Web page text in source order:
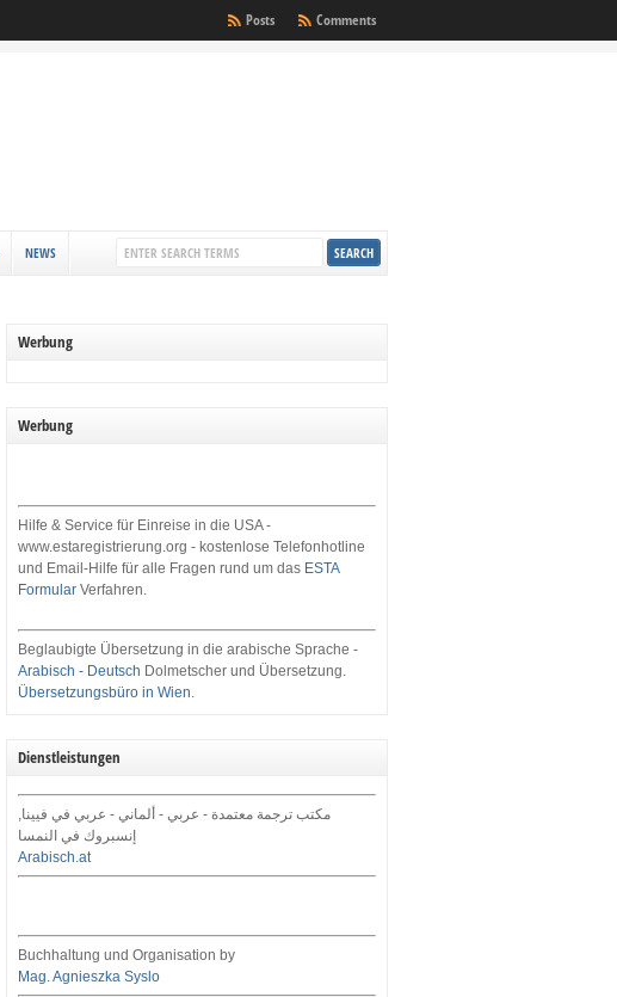
Comments
Posts
NEWS
Werbung
Werbung
Hilfe & Service für Einreise in die USA -
www.estaregistrierung.org - kostenlose Telefonhotline
und Email-Hilfe für alle Fragen rund um das ESTA
Formular Verfahren.
Beglaubigte Übersetzung in die arabische Sprache -
Arabisch - Deutsch Dolmetscher und Übersetzung.
Übersetzungsbüro in Wien.
Dienstleistungen
مكتب ترجمة معتمدة - عربي - ألماني - عربي في فيينا,
إنسبروك في النمسا
Arabisch.at
Buchhaltung und Organisation by
Mag. Agnieszka Syslo